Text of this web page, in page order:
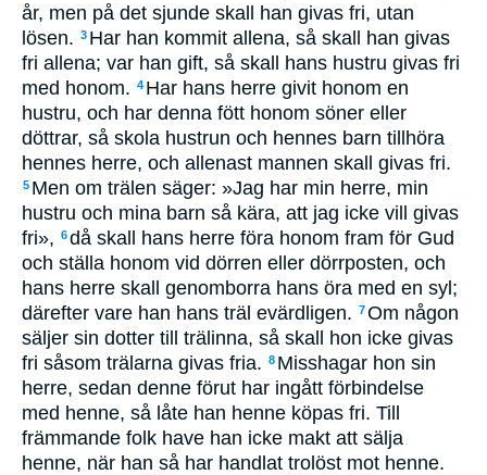
år, men på det sjunde skall han givas fri, utan
lösen. 3 Har han kommit allena, så skall han givas
fri allena; var han gift, så skall hans hustru givas fri
med honom. 4 Har hans herre givit honom en
hustru, och har denna fött honom söner eller
döttrar, så skola hustrun och hennes barn tillhöra
hennes herre, och allenast mannen skall givas fri.
5 Men om trälen säger: »Jag har min herre, min
hustru och mina barn så kära, att jag icke vill givas
fri», 6då skall hans herre föra honom fram för Gud
och ställa honom vid dörren eller dörrposten, och
hans herre skall genomborra hans öra med en syl;
därefter vare han hans träl evärdligen. 7Om någon
säljer sin dotter till trälinna, så skall hon icke givas
fri såsom trälarna givas fria. 8 Misshagar hon sin
herre, sedan denne förut har ingått förbindelse
med henne, så låte han henne köpas fri. Till
främmande folk have han icke makt att sälja
henne, när han så har handlat trolöst mot henne.